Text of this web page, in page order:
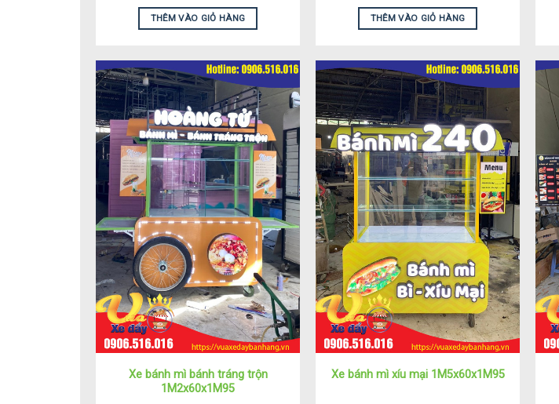
THÊM VÀO GIỎ HÀNG THÊM VÀO GIỎ HÀNG
Xe bánh mì bánh tráng trộn
1M2x60x1M95
Xe bánh mì xíu mại 1M5x60x1M95